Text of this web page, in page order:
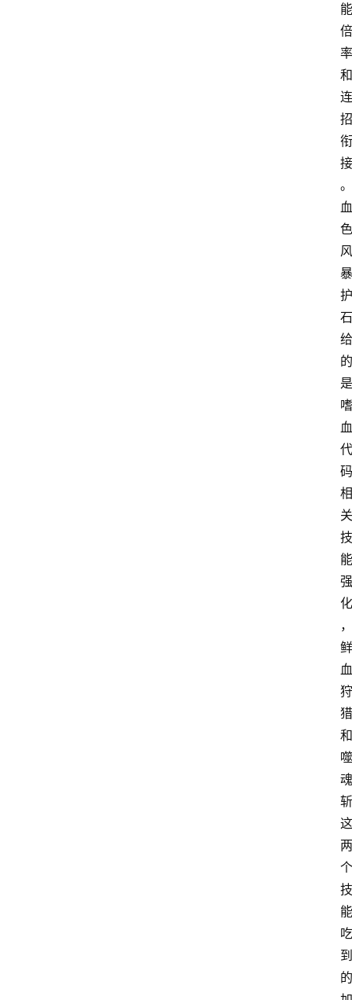
能
倍
率
和
连
招
衔
接
。
血
色
风
暴
护
石
给
的
是
嗜
血
代
码
相
关
技
能
强
化
，
鲜
血
狩
猎
和
噬
魂
斩
这
两
个
技
能
吃
到
的